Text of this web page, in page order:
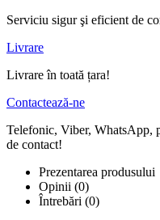
Serviciu sigur şi eficient de
Livrare
Livrare în toată țara!
Contactează-ne
Telefonic, Viber, WhatsApp,
de contact!
Prezentarea produsului
Opinii (0)
Întrebări (0)